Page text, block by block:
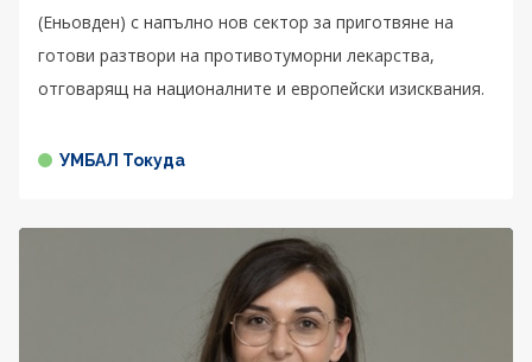
(Еньовден) с напълно нов сектор за приготвяне на
готови разтвори на противотуморни лекарства,
отговарящ на националните и европейски изисквания.
УМБАЛ Токуда